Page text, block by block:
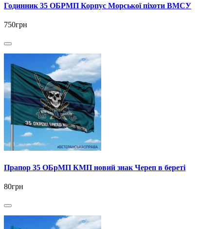
Годинник 35 ОБРМП Корпус Морської піхоти ВМСУ
750грн
Прапор 35 ОБрМП КМП новий знак Череп в береті
80грн